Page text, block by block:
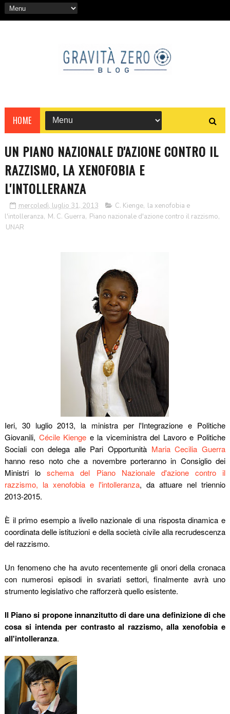
HOME
UN PIANO NAZIONALE D'AZIONE CONTRO IL
RAZZISMO, LA XENOFOBIA E
L'INTOLLERANZA
mercoledì, luglio 31, 2013 C. Kienge, la xenofobia e
l'intolleranza, M. C. Guerra, Piano nazionale d'azione contro il razzismo,
UNAR
Ieri, 30 luglio 2013, la ministra per l'Integrazione e Politiche
Giovanili, Cécile Kienge e la viceministra del Lavoro e Politiche
Sociali con delega alle Pari Opportunità Maria Cecilia Guerra
hanno reso noto che a novembre porteranno in Consiglio dei
Ministri loschema del Piano Nazionale d'azione contro il
razzismo, la xenofobia e l'intolleranza, da attuare nel triennio
2013-2015.
È il primo esempio a livello nazionale di una risposta dinamica e
coordinata delle istituzioni e della società civile alla recrudescenza
del razzismo.
Un fenomeno che ha avuto recentemente gli onori della cronaca
con numerosi episodi in svariati settori, finalmente avrà uno
strumento legislativo che rafforzerà quello esistente.
Il Piano si propone innanzitutto di dare una definizione di che
cosa si intenda per contrasto al razzismo, alla xenofobia e
all'intolleranza.